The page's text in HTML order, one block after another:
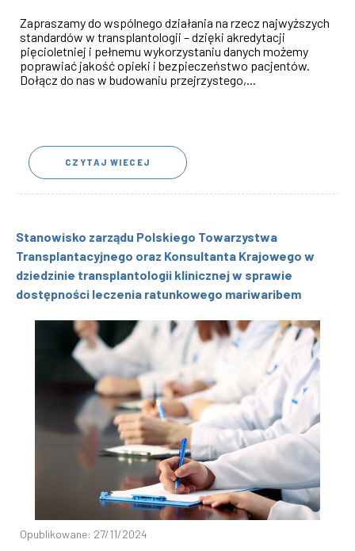
Zapraszamy do wspólnego działania na rzecz najwyższych
standardów w transplantologii – dzięki akredytacji
pięcioletniej i pełnemu wykorzystaniu danych możemy
poprawiać jakość opieki i bezpieczeństwo pacjentów.
Dołącz do nas w budowaniu przejrzystego,...
CZYTAJ WIECEJ
Stanowisko zarządu Polskiego Towarzystwa
Transplantacyjnego oraz Konsultanta Krajowego w
dziedzinie transplantologii klinicznej w sprawie
dostępności leczenia ratunkowego mariwaribem
Opublikowane: 27/11/2024